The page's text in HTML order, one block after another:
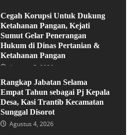
Cegah Korupsi Untuk Dukung
Ketahanan Pangan, Kejati
Sumut Gelar Penerangan
Hukum di Dinas Pertanian &
Ketahanan Pangan
Agustus 5, 2026
Rangkap Jabatan Selama
Empat Tahun sebagai Pj Kepala
Desa, Kasi Trantib Kecamatan
Sunggal Disorot
Agustus 4, 2026